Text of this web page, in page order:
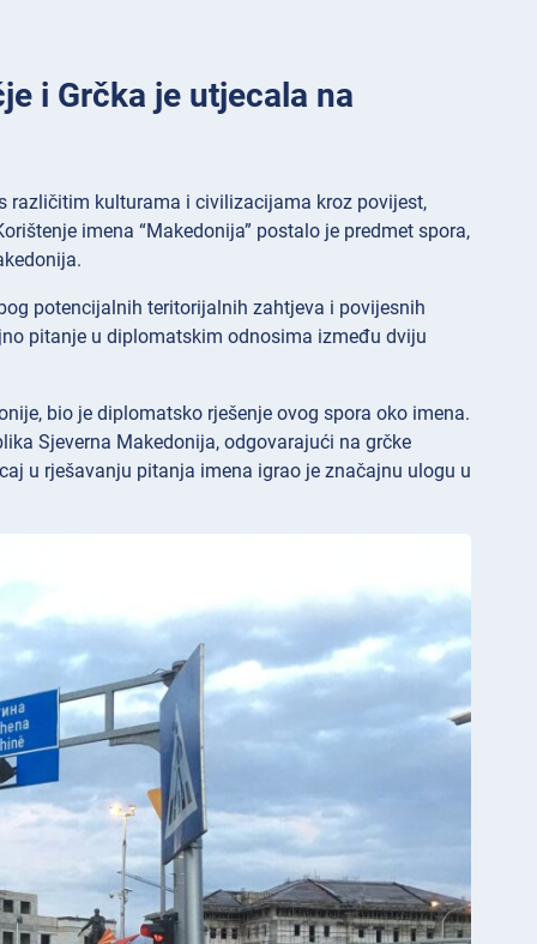
i Grčka je utjecala na
različitim kulturama i civilizacijama kroz povijest,
imena “Makedonija” postalo je predmet spora,
potencijalnih teritorijalnih zahtjeva i povijesnih
pitanje u diplomatskim odnosima između dviju
bio je diplomatsko rješenje ovog spora oko imena.
Sjeverna Makedonija, odgovarajući na grčke
u rješavanju pitanja imena igrao je značajnu ulogu u